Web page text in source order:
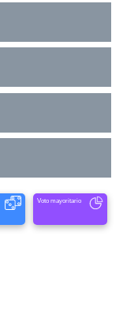
Voto mayoritario